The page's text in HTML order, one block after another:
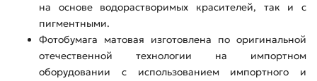
на основе водорастворимых красителей, так и с
пигментными.
Фотобумага матовая изготовлена по оригинальной
отечественной технологии на импортном
оборудовании с использованием импортного и